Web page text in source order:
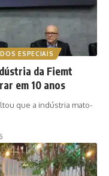
ESPECIAIS
da Fiemt
em 10 anos
que a indústria mato-